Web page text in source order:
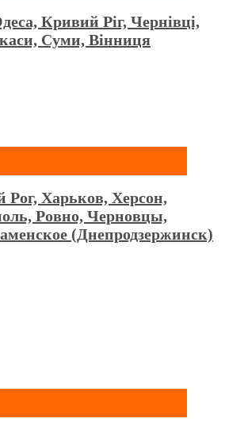
Кривий Ріг, Чернівці,
Суми, Вінниця
Рог, Харьков, Херсон,
Ровно, Черновцы,
(Днепродзержинск)